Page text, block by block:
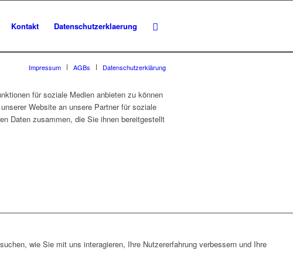
Kontakt Datenschutzerklaerung
Impressum AGBs Datenschutzerklärung
für soziale Medien anbieten zu können
Website an unsere Partner für soziale
Daten zusammen, die Sie ihnen bereitgestellt
wie Sie mit uns interagieren, Ihre Nutzererfahrung verbessern und Ihre